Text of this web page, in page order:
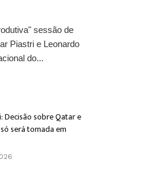
sessão de
Piastri e Leonardo
do...
Decisão sobre Qatar e
será tomada em